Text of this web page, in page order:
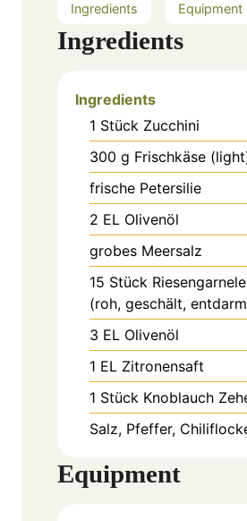
Ingredients Equipment
Ingredients
Ingredients
1 Stück Zucchini
300 g Frischkäse
frische Petersilie
2 EL Olivenöl
grobes Meersalz
15 Stück
(roh, geschält,
3 EL Olivenöl
1 EL Zitronensaft
1 Stück Knoblauch
Salz, Pfeffer,
Equipment